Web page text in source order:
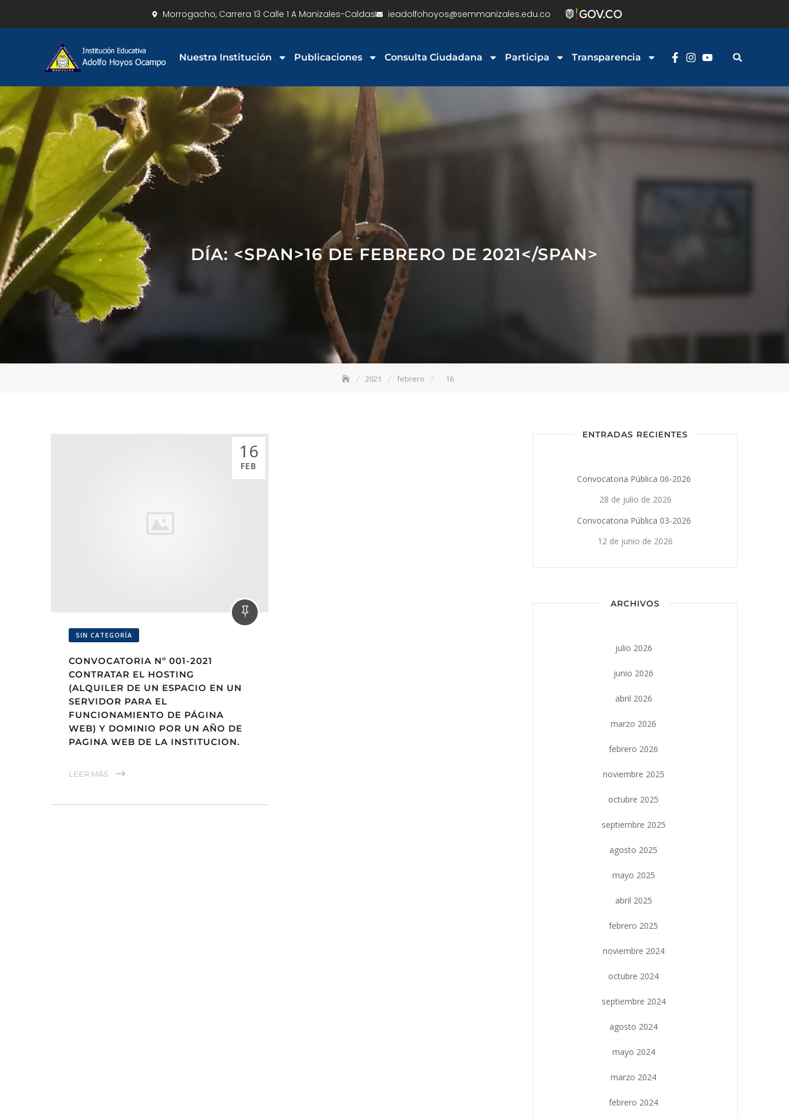
Morrogacho, Carrera 13 Calle 1 A Manizales-Caldas ieadolfohoyos@semmanizales.edu.co
Nuestra Institución Publicaciones Consulta Ciudadana Participa Transparencia
DÍA: <SPAN>16 DE FEBRERO DE 2021</SPAN>
2021 febrero 16
16
FEB
SIN CATEGORÍA
CONVOCATORIA Nº 001-2021
CONTRATAR EL HOSTING
(ALQUILER DE UN ESPACIO EN UN
SERVIDOR PARA EL
FUNCIONAMIENTO DE PÁGINA
WEB) Y DOMINIO POR UN AÑO DE
PAGINA WEB DE LA INSTITUCION.
LEER MÁS
ENTRADAS RECIENTES
Convocatoria Pública 06-2026
28 de julio de 2026
Convocatoria Pública 03-2026
12 de junio de 2026
ARCHIVOS
julio 2026
junio 2026
abril 2026
marzo 2026
febrero 2026
noviembre 2025
octubre 2025
septiembre 2025
agosto 2025
mayo 2025
abril 2025
febrero 2025
noviembre 2024
octubre 2024
septiembre 2024
agosto 2024
mayo 2024
marzo 2024
febrero 2024